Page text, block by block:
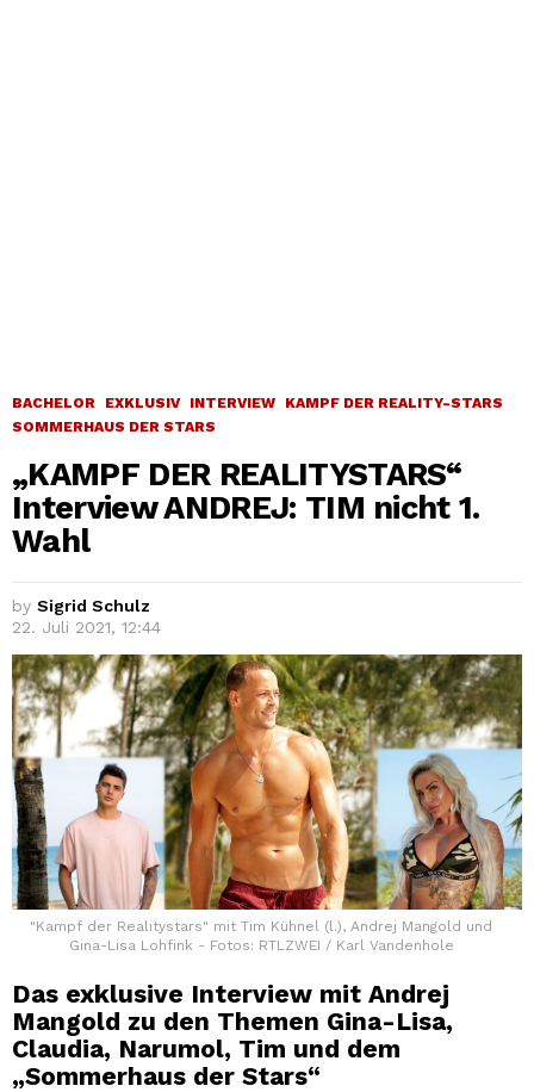
BACHELOR EXKLUSIV INTERVIEW
KAMPF DER REALITY-STARS
SOMMERHAUS DER STARS
„KAMPF DER REALITYSTARS“
Interview ANDREJ: TIM nicht 1.
Wahl
by Sigrid Schulz
22. Juli 2021, 12:44
"Kampf der Realitystars" mit Tim Kühnel (l.), Andrej Mangold und
Gina-Lisa Lohfink - Fotos: RTLZWEI / Karl Vandenhole
Das exklusive Interview mit Andrej
Mangold zu den Themen Gina-Lisa,
Claudia, Narumol, Tim und dem
„Sommerhaus der Stars“